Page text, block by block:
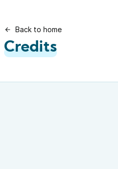
Back to home
Credits